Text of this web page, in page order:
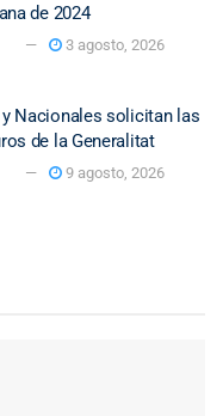
de 2024
3 agosto, 2026
Nacionales solicitan las
de la Generalitat
9 agosto, 2026